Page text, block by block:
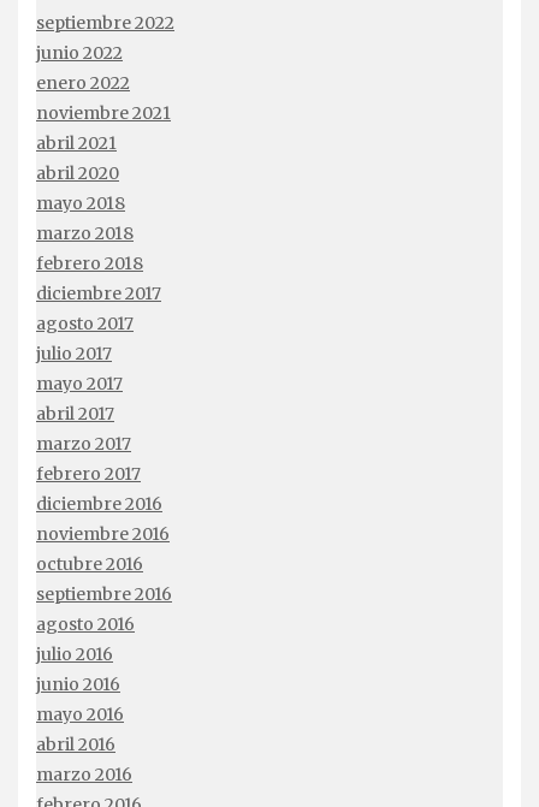
septiembre 2022
junio 2022
enero 2022
noviembre 2021
abril 2021
abril 2020
mayo 2018
marzo 2018
febrero 2018
diciembre 2017
agosto 2017
julio 2017
mayo 2017
abril 2017
marzo 2017
febrero 2017
diciembre 2016
noviembre 2016
octubre 2016
septiembre 2016
agosto 2016
julio 2016
junio 2016
mayo 2016
abril 2016
marzo 2016